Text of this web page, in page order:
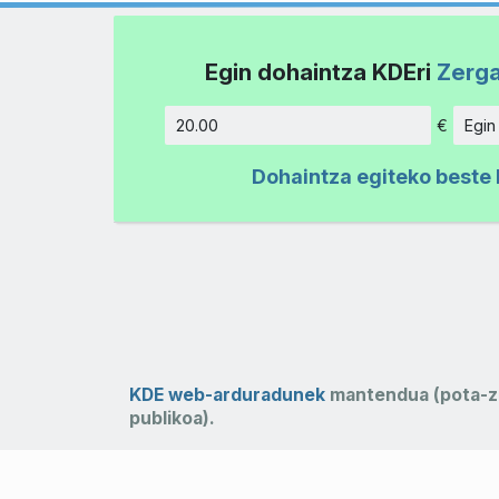
Egin dohaintza KDEri
Kopurua
€
Dohaintza egiteko beste
KDE web-arduradunekmantendua (pota-
publikoa).